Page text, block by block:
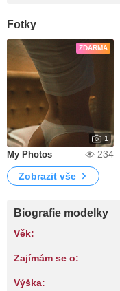
Fotky
ZDARMA
1
My Photos 234
Zobrazit vše
Biografie modelky
Věk:
Zajímám se o:
Výška: